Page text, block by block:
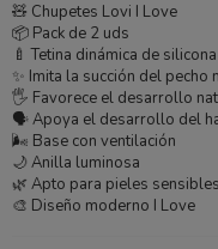
🧸 Chupetes Lovi I Love
📦 Pack de 2 uds
🍼 Tetina dinámica de silicona
✨ Imita la succión del pecho
🖐️ Favorece el desarrollo
🗣️ Apoya el desarrollo del
🌬️ Base con ventilación
🌙 Anilla luminosa
🌿 Apto para pieles sensibles
🎨 Diseño moderno I Love